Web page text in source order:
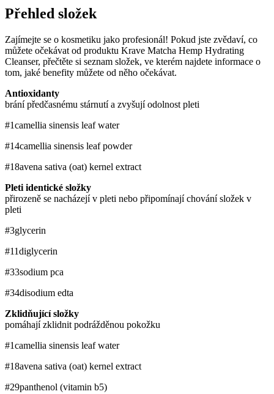
Přehled složek
Zajímejte se o kosmetiku jako profesionál! Pokud jste zvědaví, co
můžete očekávat od produktu Krave Matcha Hemp Hydrating
Cleanser, přečtěte si seznam složek, ve kterém najdete informace o
tom, jaké benefity můžete od něho očekávat.
Antioxidanty
brání předčasnému stárnutí a zvyšují odolnost pleti
#1camellia sinensis leaf water
#14camellia sinensis leaf powder
#18avena sativa (oat) kernel extract
Pleti identické složky
přirozeně se nacházejí v pleti nebo připomínají chování složek v
pleti
#3glycerin
#11diglycerin
#33sodium pca
#34disodium edta
Zklidňující složky
pomáhají zklidnit podrážděnou pokožku
#1camellia sinensis leaf water
#18avena sativa (oat) kernel extract
#29panthenol (vitamin b5)